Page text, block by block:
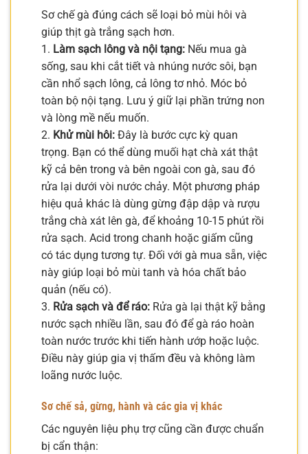
Sơ chế gà đúng cách sẽ loại bỏ mùi hôi và
giúp thịt gà trắng sạch hơn.
1. Làm sạch lông và nội tạng: Nếu mua gà
sống, sau khi cắt tiết và nhúng nước sôi, bạn
cần nhổ sạch lông, cả lông tơ nhỏ. Móc bỏ
toàn bộ nội tạng. Lưu ý giữ lại phần trứng non
và lòng mề nếu muốn.
2. Khử mùi hôi: Đây là bước cực kỳ quan
trọng. Bạn có thể dùng muối hạt chà xát thật
kỹ cả bên trong và bên ngoài con gà, sau đó
rửa lại dưới vòi nước chảy. Một phương pháp
hiệu quả khác là dùng gừng đập dập và rượu
trắng chà xát lên gà, để khoảng 10-15 phút rồi
rửa sạch. Acid trong chanh hoặc giấm cũng
có tác dụng tương tự. Đối với gà mua sẵn, việc
này giúp loại bỏ mùi tanh và hóa chất bảo
quản (nếu có).
3. Rửa sạch và để ráo: Rửa gà lại thật kỹ bằng
nước sạch nhiều lần, sau đó để gà ráo hoàn
toàn nước trước khi tiến hành ướp hoặc luộc.
Điều này giúp gia vị thấm đều và không làm
loãng nước luộc.
Sơ chế sả, gừng, hành và các gia vị khác
Các nguyên liệu phụ trợ cũng cần được chuẩn
bị cẩn thận: